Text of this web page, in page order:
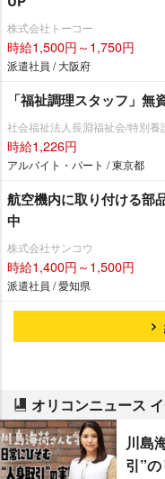
株式会社トーコー
時給1,500円～1,750円
派遣社員 / 大阪府
「福祉調理スタッフ」
社会福祉法人長淵福祉会/特別
時給1,226円
アルバイト・パート / 東京都
航空機内に取り付ける部
中
株式会社サンコウ
時給1,400円～1,500円
派遣社員 / 愛知県
オリコンニュース
川島
引”